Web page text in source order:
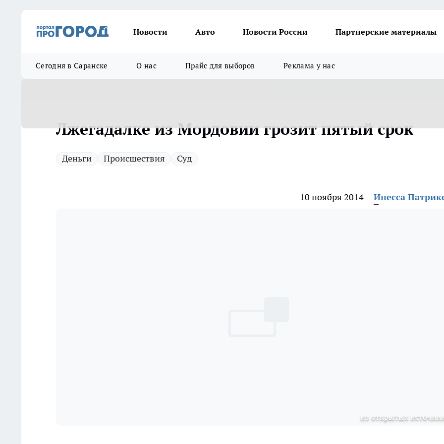
Новости Авто Новости России Партнерские материалы
Сегодня в Саранске О нас Прайс для выборов Реклама у нас
Лжегадалке из Мордовии грозит пятый срок
Деньги Происшествия Суд
10 ноября 2014 Инесса
из открытых